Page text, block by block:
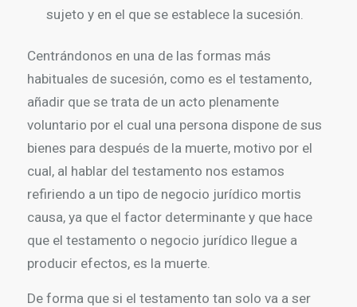
sujeto y en el que se establece la sucesión.
Centrándonos en una de las formas más
habituales de sucesión, como es el testamento,
añadir que se trata de un acto plenamente
voluntario por el cual una persona dispone de sus
bienes para después de la muerte, motivo por el
cual, al hablar del testamento nos estamos
refiriendo a un tipo de negocio jurídico mortis
causa, ya que el factor determinante y que hace
que el testamento o negocio jurídico llegue a
producir efectos, es la muerte.
De forma que si el testamento tan solo va a ser